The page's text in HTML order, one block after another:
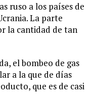
ruso a los países de
La parte
la cantidad de tan
el bombeo de gas
a la que de días
que es de casi